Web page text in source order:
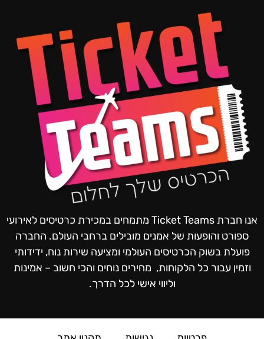
אנו חברת Ticket Teams מתמחים במכירת כרטיסים לאירועי
ספורט והופעות של אמנים מובילים ברחבי העולם. החברה
פועלת בשוק הכרטיסים העולמי ומציעה שירות נוח, ידידותי
וזמין עבור כל הלקוחות, מחירים נוחים והכי חשוב – אמינות
וליווי אישי לכל הדרך.